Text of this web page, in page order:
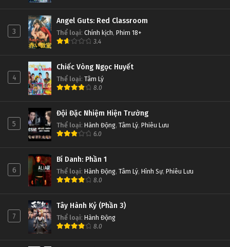
3
Angel Guts: Red Classroom
Thể loại: Chính kịch, Phim 18+
3.4
4
Chiếc Vòng Ngọc Huyết
Thể loại: Tâm Lý
8.0
5
Đội Đặc Nhiệm Hiện Trường
Thể loại: Hành Động, Tâm Lý, Phiêu Lưu
6.0
6
Bí Danh: Phần 1
Thể loại: Hành Động, Tâm Lý, Hình Sự, Phiêu Lưu
8.0
7
Tây Hành Kỷ (Phần 3)
Thể loại: Hành Động
8.0